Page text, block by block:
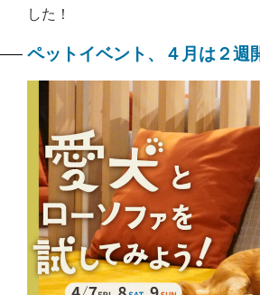
した！
ペットイベント、４月は２週